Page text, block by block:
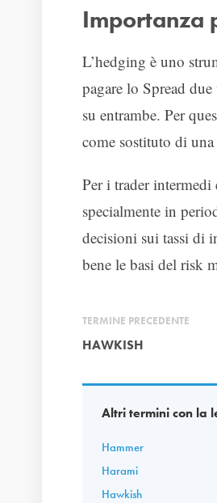
Importanza
L’hedging è uno
pagare lo Spread
su entrambe. Per
come sostituto di
Per i trader intermedi
specialmente in
decisioni sui tassi di
bene le basi del risk
TERMINE PRECEDENTE
HAWKISH
Altri termini con la
Hammer
Harami
Hawkish